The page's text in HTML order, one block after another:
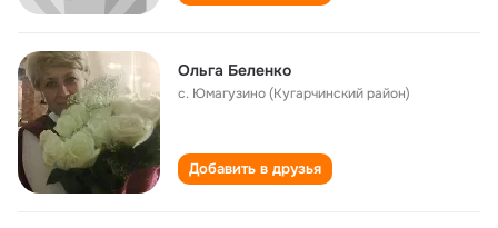
Ольга Беленко
с. Юмагузино (Кугарчинский район)
Добавить в друзья